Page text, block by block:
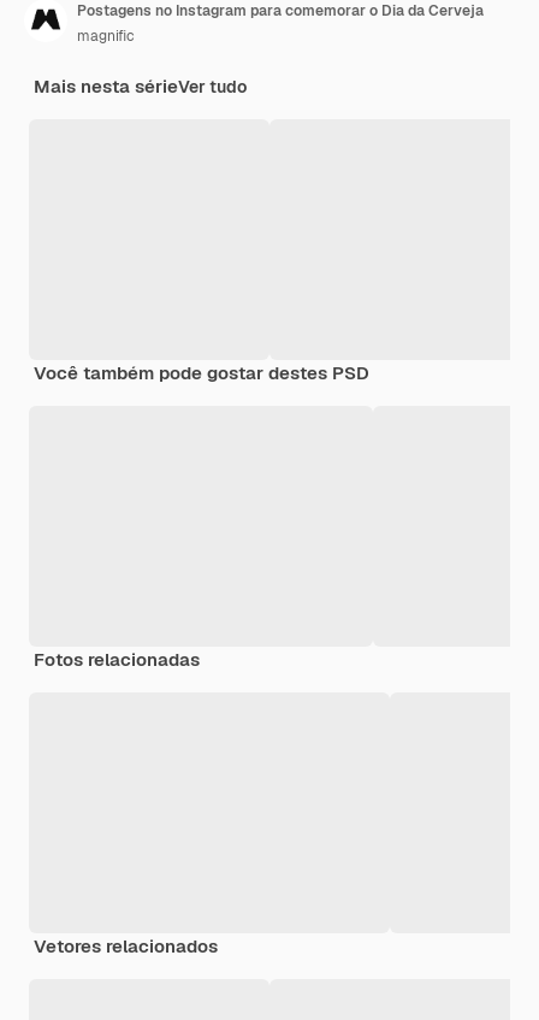
Postagens no Instagram para comemorar o Dia da Cerveja
magnific
Mais nesta sérieVer tudo
Você também pode gostar destes PSD
Fotos relacionadas
Vetores relacionados